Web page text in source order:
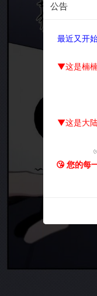
公告
最近又开
▼这是楠
▼这是大
😘 您的每